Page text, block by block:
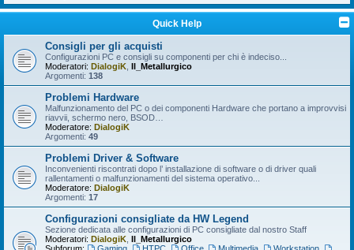
Quick Help
Consigli per gli acquisti
Configurazioni PC e consigli su componenti per chi è indeciso...
Moderatori: DialogiK Il_Metallurgico
Argomenti: 138
Problemi Hardware
Malfunzionamento del PC o dei componenti Hardware che portano a improvvisi
riavvii, schermo nero, BSOD…
Moderatore: DialogiK
Argomenti: 49
Problemi Driver & Software
Inconvenienti riscontrati dopo l’ installazione di software o di driver quali
rallentamenti o malfunzionamenti del sistema operativo...
Moderatore: DialogiK
Argomenti: 17
Configurazioni consigliate da HW Legend
Sezione dedicata alle configurazioni di PC consigliate dal nostro Staff
Moderatori: DialogiK Il_Metallurgico